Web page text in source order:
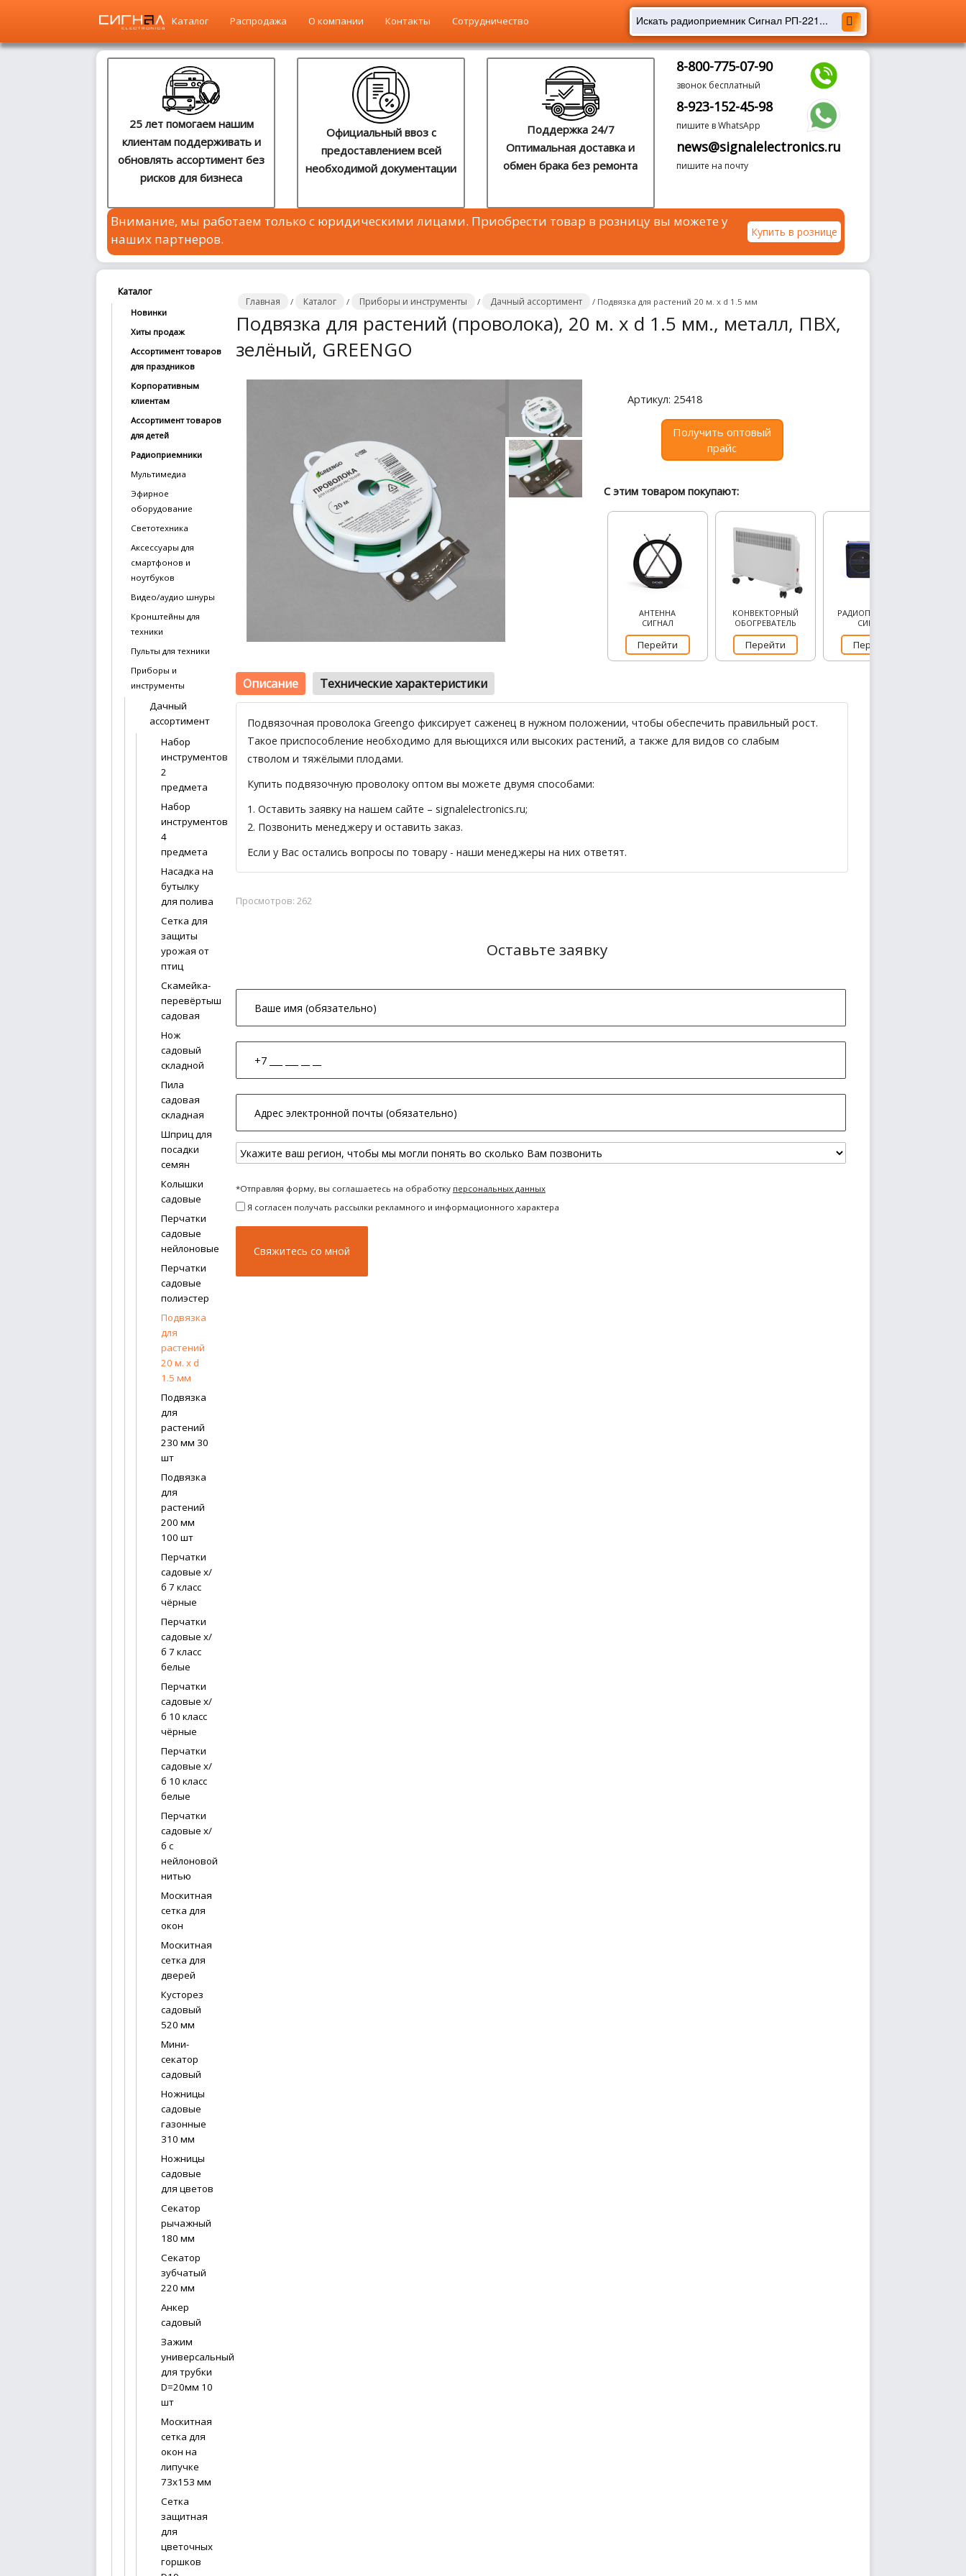
Сотрудничество
news@signalelectronics.ru
Каталог Распродажа О компании Контакты Сотрудничество
25 лет помогаем нашим
клиентам поддерживать и
обновлять ассортимент без
рисков для бизнеса
Официальный ввоз с
предоставлением всей
необходимой документации
Поддержка 24/7
Оптимальная доставка и
обмен брака без ремонта
8-800-775-07-90
звонок бесплатный
8-923-152-45-98
пишите в WhatsApp
news@signalelectronics.ru
пишите на почту
Внимание, мы работаем только с юридическими лицами. Приобрести товар в розницу вы можете у
наших партнеров.
Купить в рознице
Главная / Каталог / Приборы и инструменты / Дачный ассортимент / Подвязка для растений 20 м. х d 1.5 мм
Подвязка для растений (проволока), 20 м. х d 1.5 мм., металл, ПВХ,
зелёный, GREENGO
Артикул: 25418
Получить оптовый
прайс
С этим товаром покупают:
АНТЕННА
СИГНАЛ
Перейти
КОНВЕКТОРНЫЙ
ОБОГРЕВАТЕЛЬ
Перейти
РАДИОПРИЕМНИК
СИГНАЛ
Перейти
Описание Технические характеристики
Подвязочная проволока Greengo фиксирует саженец в нужном положении, чтобы обеспечить правильный рост.
Такое приспособление необходимо для вьющихся или высоких растений, а также для видов со слабым
стволом и тяжёлыми плодами.
Купить подвязочную проволоку оптом вы можете двумя способами:
1. Оставить заявку на нашем сайте – signalelectronics.ru;
2. Позвонить менеджеру и оставить заказ.
Если у Вас остались вопросы по товару - наши менеджеры на них ответят.
Просмотров: 262
Оставьте заявку
*Отправляя форму, вы соглашаетесь на обработку персональных данных
Я согласен получать рассылки рекламного и информационного характера
Каталог
Новинки
Хиты продаж
Ассортимент товаров
для праздников
Корпоративным
клиентам
Ассортимент товаров
для детей
Радиоприемники
Мультимедиа
Эфирное
оборудование
Светотехника
Аксессуары для
смартфонов и
ноутбуков
Видео/аудио шнуры
Кронштейны для
техники
Пульты для техники
Приборы и
инструменты
Дачный
ассортимент
Набор
инструментов
2
предмета
Набор
инструментов
4
предмета
Насадка на
бутылку
для полива
Сетка для
защиты
урожая от
птиц
Скамейка-
перевёртыш
садовая
Нож
садовый
складной
Пила
садовая
складная
Шприц для
посадки
семян
Колышки
садовые
Перчатки
садовые
нейлоновые
Перчатки
садовые
полиэстер
Подвязка
для
растений
20 м. х d
1.5 мм
Подвязка
для
растений
230 мм 30
шт
Подвязка
для
растений
200 мм
100 шт
Перчатки
садовые х/
б 7 класс
чёрные
Перчатки
садовые х/
б 7 класс
белые
Перчатки
садовые х/
б 10 класс
чёрные
Перчатки
садовые х/
б 10 класс
белые
Перчатки
садовые х/
б с
нейлоновой
нитью
Москитная
сетка для
окон
Москитная
сетка для
дверей
Кусторез
садовый
520 мм
Мини-
секатор
садовый
Ножницы
садовые
газонные
310 мм
Ножницы
садовые
для цветов
Секатор
рычажный
180 мм
Секатор
зубчатый
220 мм
Анкер
садовый
Зажим
универсальный
для трубки
D=20мм 10
шт
Москитная
сетка для
окон на
липучке
73х153 мм
Сетка
защитная
для
цветочных
горшков